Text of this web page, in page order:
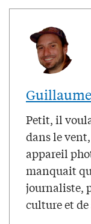
Petit, il
dans le
appareil
manquait
journaliste,
culture et de